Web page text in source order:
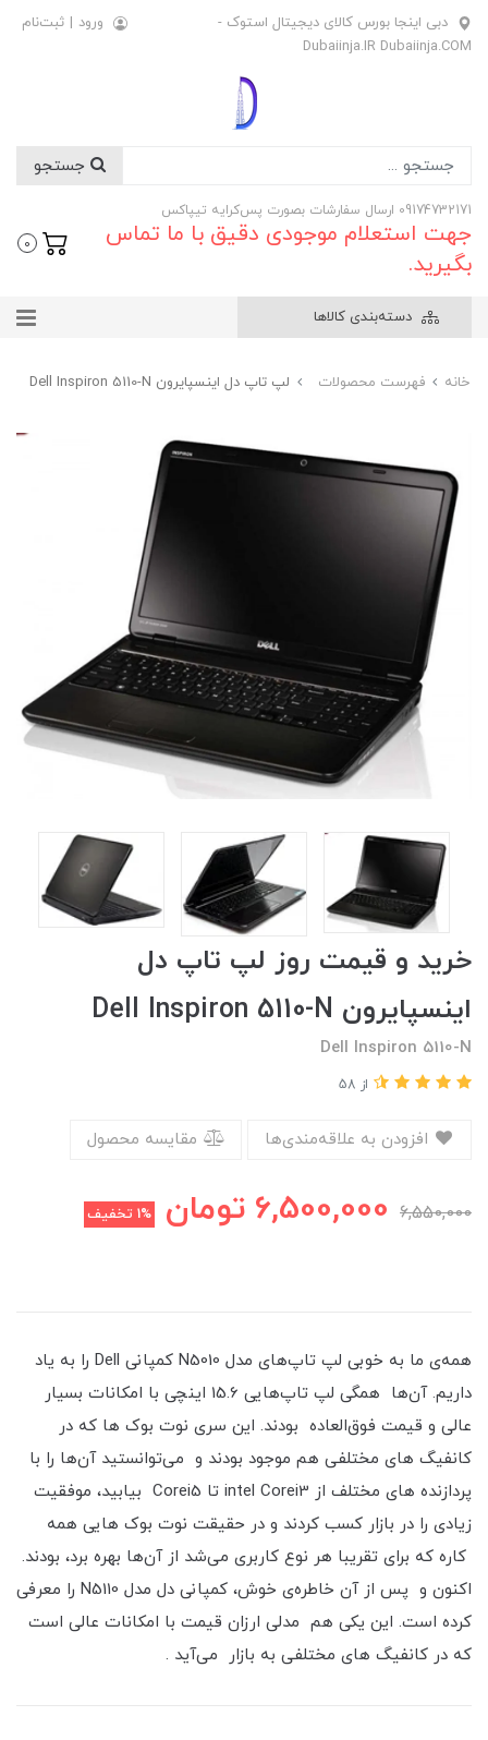
دبی اینجا بورس کالای دیجیتال استوک -
Dubaiinja.IR Dubaiinja.COM
ورود | ثبت‌نام
09174732171 ارسال سفارشات بصورت پس‌کرایه تیپاکس
جهت استعلام موجودی دقیق با ما تماس
بگیرید.
0
دسته‌بندی کالاها
خانه فهرست محصولات لپ تاپ دل اینسپایرون Dell Inspiron 5110-N
خرید و قیمت روز لپ تاپ دل
اینسپایرون Dell Inspiron 5110-N
Dell Inspiron 5110-N
از 58
مقایسه محصول
6,550,000
6,500,000 تومان 1% تخفیف
همه‌ی ما به خوبی لپ تاپ‌های مدل N5010 کمپانی Dell را به یاد
داریم. آن‌ها همگی لپ تاپ‌هایی 15.6 اینچی با امکانات بسیار
عالی و قیمت فوق‌العاده بودند. این سری نوت بوک ها که در
کانفیگ های مختلفی هم موجود بودند و می‌توانستید آن‌ها را با
پردازنده های مختلف از intel Corei3 تا Corei5 بیابید، موفقیت
زیادی را در بازار کسب کردند و در حقیقت نوت بوک هایی همه
کاره که برای تقریبا هر نوع کاربری می‌شد از آن‌ها بهره برد، بودند.
اکنون و پس از آن خاطره‌ی خوش، کمپانی دل مدل N5110 را معرفی
کرده است. این یکی هم مدلی ارزان قیمت با امکانات عالی است
که در کانفیگ های مختلفی به بازار می‌آید .